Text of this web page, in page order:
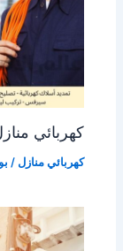
كهربائي
كهربائي منازل /